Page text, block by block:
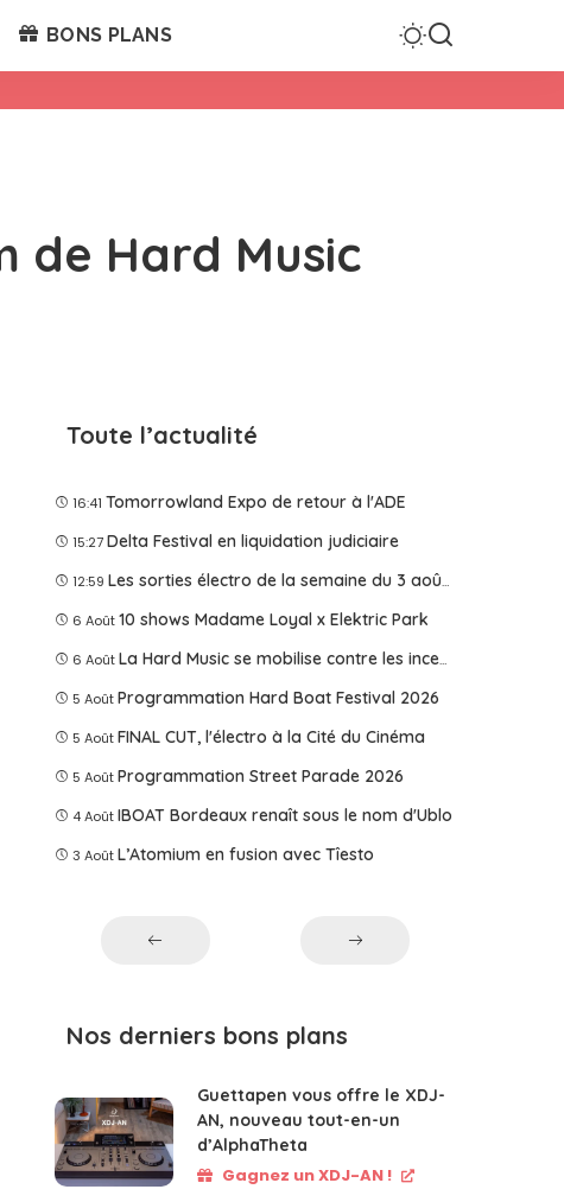
BONS PLANS
de Hard Music
Toute l’actualité
16:41 Tomorrowland Expo de retour à l'ADE
15:27 Delta Festival en liquidation judiciaire
12:59 Les sorties électro de la semaine du 3 août 2026
6 Août 10 shows Madame Loyal x Elektric Park
6 Août La Hard Music se mobilise contre les incendies
5 Août Programmation Hard Boat Festival 2026
5 Août FINAL CUT, l'électro à la Cité du Cinéma
5 Août Programmation Street Parade 2026
4 Août IBOAT Bordeaux renaît sous le nom d'Ublo
3 Août L’Atomium en fusion avec Tîesto
Nos derniers bons plans
Guettapen vous offre le XDJ-
AN, nouveau tout-en-un
d’AlphaTheta
Gagnez un XDJ-AN !